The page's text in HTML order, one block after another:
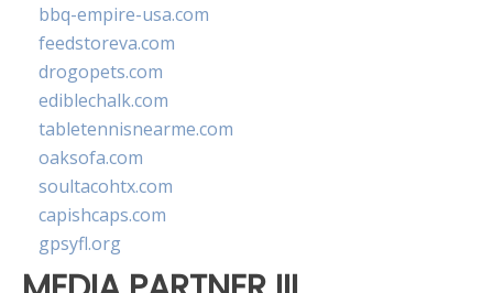
bbq-empire-usa.com
feedstoreva.com
drogopets.com
ediblechalk.com
tabletennisnearme.com
oaksofa.com
soultacohtx.com
capishcaps.com
gpsyfl.org